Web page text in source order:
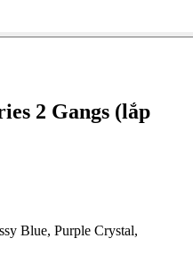
2 Gangs (lắp
Blue, Purple Crystal,